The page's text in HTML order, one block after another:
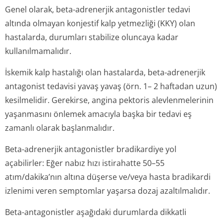
Genel olarak, beta-adrenerjik antagonistler tedavi
altında olmayan konjestif kalp yetmezliği (KKY) olan
hastalarda, durumları stabilize oluncaya kadar
kullanılmamalıdır.
İskemik kalp hastalığı olan hastalarda, beta-adrenerjik
antagonist tedavisi yavaş yavaş (örn. 1– 2 haftadan uzun)
kesilmelidir. Gerekirse, angina pektoris alevlenmelerinin
yaşanmasını önlemek amacıyla başka bir tedavi eş
zamanlı olarak başlanmalıdır.
Beta-adrenerjik antagonistler bradikardiye yol
açabilirler: Eğer nabız hızı istirahatte 50–55
atım/dakika’nın altına düşerse ve/veya hasta bradikardi
izlenimi veren semptomlar yaşarsa dozaj azaltılmalıdır.
Beta-antagonistler aşağıdaki durumlarda dikkatli